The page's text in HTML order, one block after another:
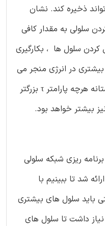
ذخیره کند. نشان
سلولی به مقدار کافی
سلول ها ، بکارگیری
در انرژی منجر می
شود. همچنین پس از رد کردن آستانه هرچه پارامتر τ بزرگتر
بیشتر خواهد بود.
ریزی شبکه سلولی
شد تا ببینیم با
باید سلول های بیشتری
داشت تا سلول های